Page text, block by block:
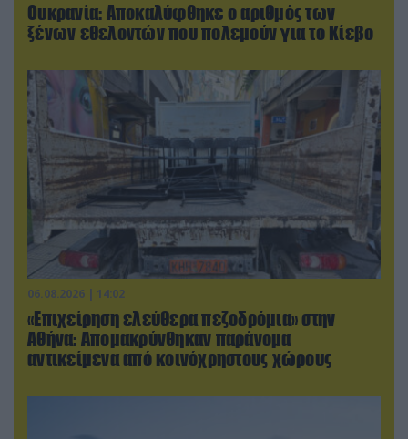
Ουκρανία: Αποκαλύφθηκε ο αριθμός των
ξένων εθελοντών που πολεμούν για το Κίεβο
06.08.2026 | 14:02
«Επιχείρηση ελεύθερα πεζοδρόμια» στην
Αθήνα: Απομακρύνθηκαν παράνομα
αντικείμενα από κοινόχρηστους χώρους